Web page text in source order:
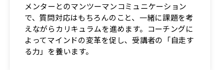
メンターとのマンツーマンコミュニケーション
で、質問対応はもちろんのこと、一緒に課題を考
えながらカリキュラムを進めます。コーチングに
よってマインドの変革を促し、受講者の「自走す
る力」を養います。